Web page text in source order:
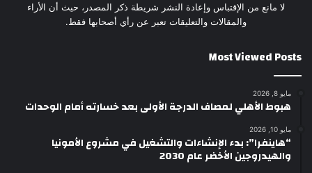
لا مانع من الإقتباس وإعادة النشر شريطة ذكر المصدر، حيث أن الأراء
والمقالات والتعليقات تعبر عن رأي أصحابها فقط.
Most Viewed Posts
مايو 8, 2026
هبوط الأهلي لمصاف الدرجة الأولى بعد خسارته أمام الوحدات
مايو 10, 2026
“هاينفرا”: بدء الإنشاءات والتشغيل في مشروع الأمونيا
والهيدروجين الأخضر عام 2030